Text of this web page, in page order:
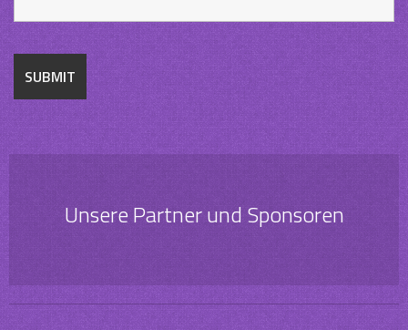
Unsere Partner und Sponsoren